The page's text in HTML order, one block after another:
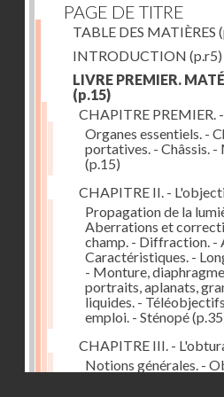
PAGE DE TITRE
TABLE DES MATIÈRES
INTRODUCTION (p.r5)
LIVRE PREMIER.
(p.15)
CHAPITRE PREMIER.
Organes essentiels. -
portatives. - Châssis. -
(p.15)
CHAPITRE II. -
Propagation de la
Aberrations et
champ. - Diffraction. -
Caractéristiques. -
- Monture,
portraits, aplanats,
liquides. -
emploi. - Sténopé
CHAPITRE III. -
Notions générales. -